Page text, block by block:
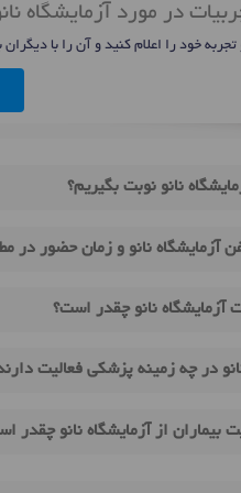
در مورد آزمایشگاه
خود را اعلام کنید و آن را با
نانو نوبت بگیریم؟
آزمایشگاه نانو و زمان حضور در
آزمایشگاه نانو چقدر است؟
در چه زمینه پزشکی فعالیت
بیماران از آزمایشگاه نانو چقدر